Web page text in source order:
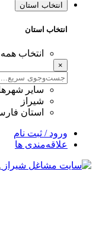
انتخاب استان
انتخاب استان
انتخاب همه
×
سایر
شیراز
استان
ورود / ثبت نام
علاقه‌مندی ها